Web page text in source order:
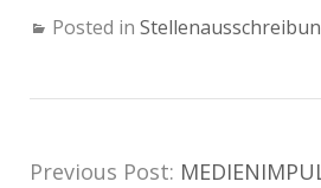
Posted in
Previous Post: